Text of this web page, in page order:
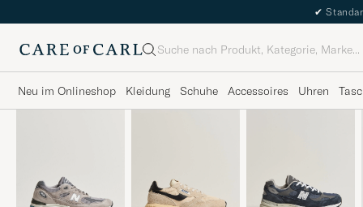
✔
Suche
Neu im Onlineshop Kleidung Schuhe Accessoires Uhren